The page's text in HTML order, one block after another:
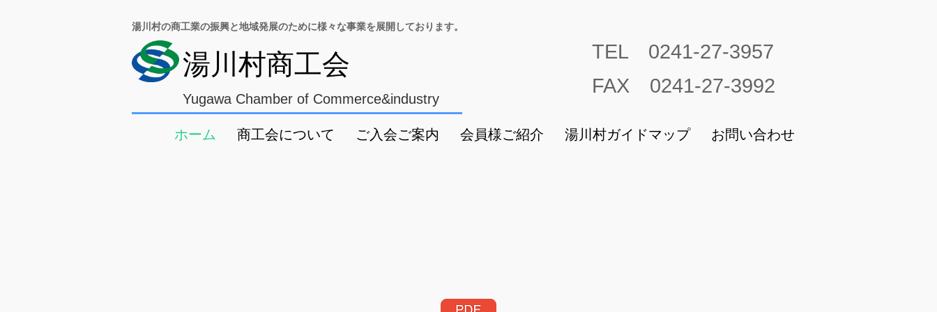
湯川村の商工業の振興と地域発展のために様々な事業を展開しております。
湯川村商工会
Yugawa Chamber of Commerce&industry
TEL 0241-27-3957
FAX 0241-27-3992
ホーム 商工会について ご入会ご案内 会員様ご紹介 湯川村ガイドマップ お問い合わせ